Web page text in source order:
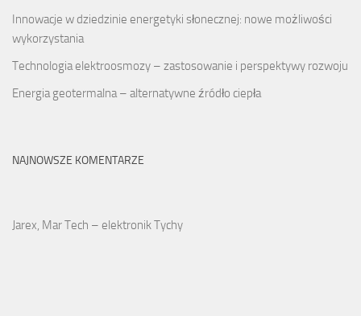
Innowacje w dziedzinie energetyki słonecznej: nowe możliwości
wykorzystania
Technologia elektroosmozy – zastosowanie i perspektywy rozwoju
Energia geotermalna – alternatywne źródło ciepła
NAJNOWSZE KOMENTARZE
Jarex, Mar Tech – elektronik Tychy